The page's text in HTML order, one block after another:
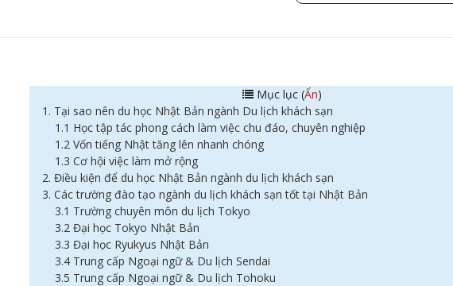
Mục lục (Ẩn)
1. Tại sao nên du học Nhật Bản ngành Du lịch khách sạn
1.1 Học tập tác phong cách làm việc chu đáo, chuyên nghiệp
1.2 Vốn tiếng Nhật tăng lên nhanh chóng
1.3 Cơ hội việc làm mở rộng
2. Điều kiện để du học Nhật Bản ngành du lịch khách sạn
3. Các trường đào tạo ngành du lịch khách sạn tốt tại Nhật Bản
3.1 Trường chuyên môn du lịch Tokyo
3.2 Đại học Tokyo Nhật Bản
3.3 Đại học Ryukyus Nhật Bản
3.4 Trung cấp Ngoại ngữ & Du lịch Sendai
3.5 Trung cấp Ngoại ngữ & Du lịch Tohoku